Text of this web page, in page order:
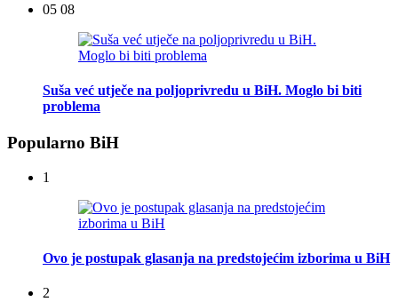
05 08
Suša već utječe na poljoprivredu u BiH. Moglo bi biti
problema
Popularno BiH
1
Ovo je postupak glasanja na predstojećim izborima u BiH
2